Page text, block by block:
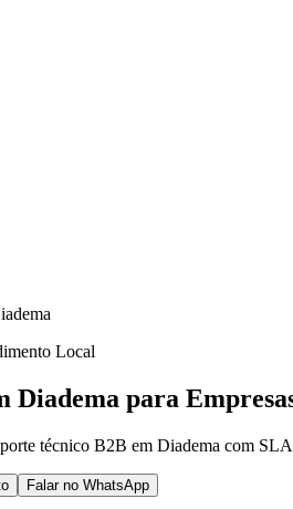
Local
Diadema para
técnico B2B em Diadema com
Falar no WhatsApp